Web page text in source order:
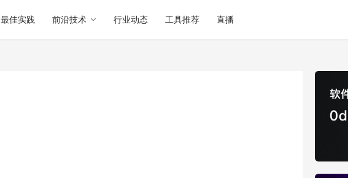
最佳实践 前沿技术 行业动态 工具推荐 直播